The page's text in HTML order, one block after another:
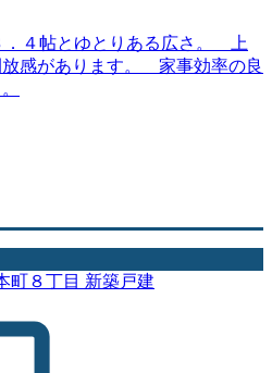
．４帖とゆとりある広さ。 上
感があります。 家事効率の良
町８丁目 新築戸建